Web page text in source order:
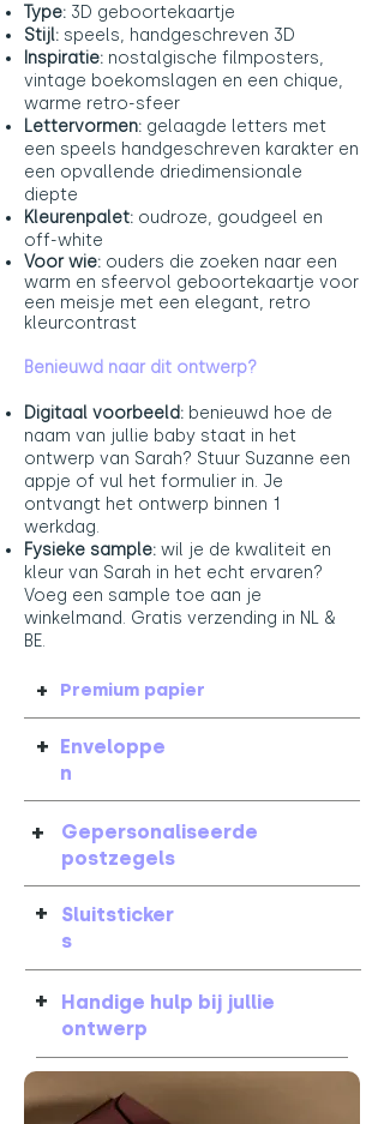
Type: 3D geboortekaartje
Stijl: speels, handgeschreven 3D
Inspiratie: nostalgische filmposters,
vintage boekomslagen en een chique,
warme retro-sfeer
Lettervormen: gelaagde letters met
een speels handgeschreven karakter en
een opvallende driedimensionale
diepte
Kleurenpalet: oudroze, goudgeel en
off-white
Voor wie: ouders die zoeken naar een
warm en sfeervol geboortekaartje voor
een meisje met een elegant, retro
kleurcontrast
Benieuwd naar dit ontwerp?
Digitaal voorbeeld: benieuwd hoe de
naam van jullie baby staat in het
ontwerp van Sarah? Stuur Suzanne een
appje of vul het formulier in. Je
ontvangt het ontwerp binnen 1
werkdag.
Fysieke sample: wil je de kwaliteit en
kleur van Sarah in het echt ervaren?
Voeg een sample toe aan je
winkelmand. Gratis verzending in NL &
BE.
+ Premium papier
+ Enveloppe
n
+
Gepersonaliseerde
postzegels
+
Sluitsticker
s
+
Handige hulp bij jullie
ontwerp